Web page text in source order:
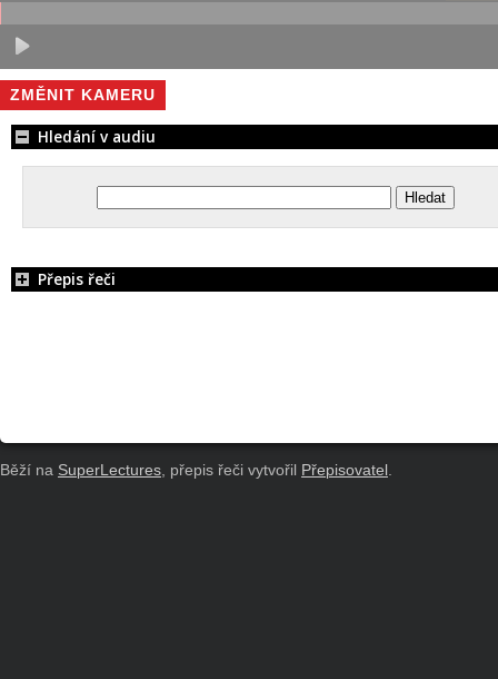
ZMĚNIT KAMERU
Hledání v audiu
Přepis řeči
Běží na SuperLectures, přepis řeči vytvořil Přepisovatel .